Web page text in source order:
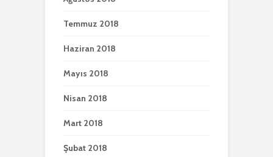
Temmuz 2018
Haziran 2018
Mayıs 2018
Nisan 2018
Mart 2018
Şubat 2018